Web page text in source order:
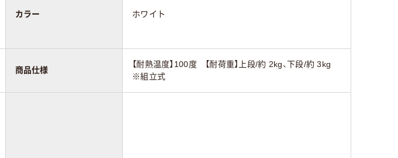
カラー ホワイト
商品仕様
【耐熱温度】100度 【耐荷重】上段/約 2kg、下段/約 3kg
※組立式